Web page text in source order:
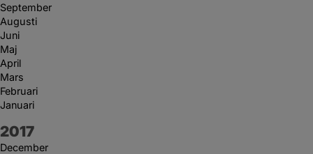
September
Augusti
Juni
Maj
April
Mars
Februari
Januari
År:
2017
December